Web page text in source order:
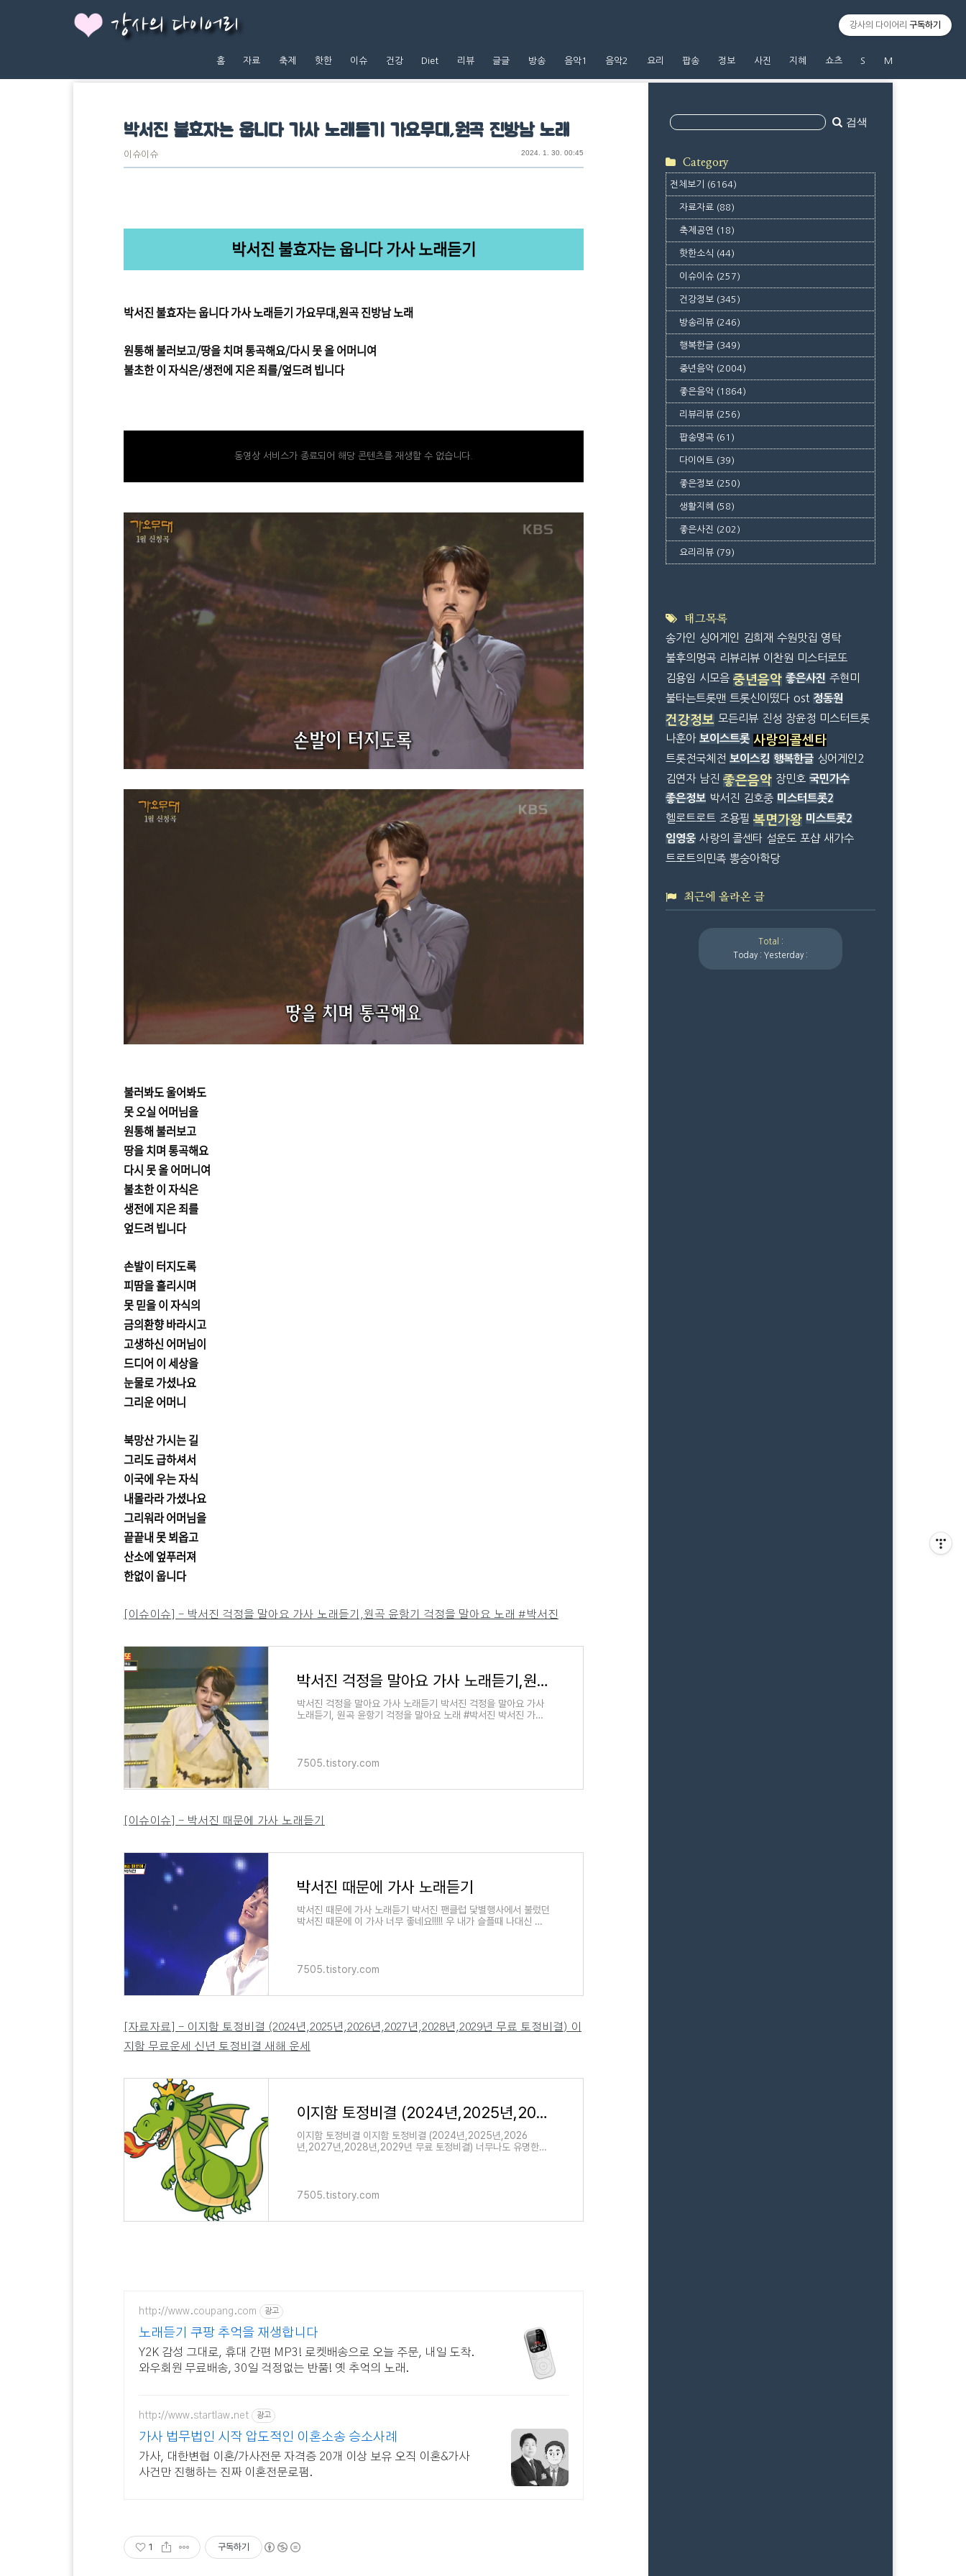
강사의 다이어리
홈 자료 축제 핫한 이슈 건강 Diet 리뷰 글글 방송 음악1 음악2 요리 팝송 정보 사진 지혜 쇼츠 S M
박서진 불효자는 웁니다 가사 노래듣기 가요무대,원곡 진방남 노래
이슈이슈 2024. 1. 30. 00:45
박서진 불효자는 웁니다 가사 노래듣기
박서진 불효자는 웁니다 가사 노래듣기 가요무대,원곡 진방남 노래
원통해 불러보고/땅을 치며 통곡해요/다시 못 올 어머니여
불초한 이 자식은/생전에 지은 죄를/엎드려 빕니다
동영상 서비스가 종료되어 해당 콘텐츠를 재생할 수 없습니다.
불러봐도 울어봐도
못 오실 어머님을
원통해 불러보고
땅을 치며 통곡해요
다시 못 올 어머니여
불초한 이 자식은
생전에 지은 죄를
엎드려 빕니다
손발이 터지도록
피땀을 흘리시며
못 믿을 이 자식의
금의환향 바라시고
고생하신 어머님이
드디어 이 세상을
눈물로 가셨나요
그리운 어머니
북망산 가시는 길
그리도 급하셔서
이국에 우는 자식
내몰라라 가셨나요
그리워라 어머님을
끝끝내 못 뵈옵고
산소에 엎푸러져
한없이 웁니다
[이슈이슈] - 박서진 걱정을 말아요 가사 노래듣기,원곡 윤항기 걱정을 말아요 노래 #박서진
박서진 걱정을 말아요 가사 노래듣기,원곡 윤항기 걱정을 말아요 노래 #박서진
박서진 걱정을 말아요 가사 노래듣기 박서진 걱정을 말아요 가사
노래듣기, 원곡 윤항기 걱정을 말아요 노래 #박서진 박서진 가수
7505.tistory.com
[이슈이슈] - 박서진 때문에 가사 노래듣기
박서진 때문에 가사 노래듣기
박서진 때문에 가사 노래듣기 박서진 팬클럽 닻별행사에서 불렀던
박서진 때문에 이 가사 너무 좋네요!!!!! 우 내가 슬플때 나대신 울
7505.tistory.com
[자료자료] - 이지함 토정비결 (2024년,2025년,2026년,2027년,2028년,2029년 무료 토정비결) 이
지함 무료운세 신년 토정비결 새해 운세
이지함 토정비결 (2024년,2025년,2026년,2027년,2028년,2029년 무료 토정비결) 이지함 무료운세 신년 토
이지함 토정비결 이지함 토정비결 (2024년,2025년,2026
년,2027년,2028년,2029년 무료 토정비결) 너무나도 유명한
7505.tistory.com
http://www.coupang.com 광고
노래듣기 쿠팡 추억을 재생합니다
Y2K 감성 그대로, 휴대 간편 MP3! 로켓배송으로 오늘 주문, 내일 도착.
와우회원 무료배송, 30일 걱정없는 반품! 옛 추억의 노래.
http://www.startlaw.net 광고
가사 법무법인 시작 압도적인 이혼소송 승소사례
가사, 대한변협 이혼/가사전문 자격증 20개 이상 보유 오직 이혼&가사
사건만 진행하는 진짜 이혼전문로펌.
1 구독하기
검색
Category
전체보기 (6164)
자료자료 (88)
축제공연 (18)
핫한소식 (44)
이슈이슈 (257)
건강정보 (345)
방송리뷰 (246)
행복한글 (349)
중년음악 (2004)
좋은음악 (1864)
리뷰리뷰 (256)
팝송명곡 (61)
다이어트 (39)
좋은정보 (250)
생활지혜 (58)
좋은사진 (202)
요리리뷰 (79)
태그목록
송가인 싱어게인 김희재 수원맛집 영탁
불후의명곡 리뷰리뷰 이찬원 미스터로또
김용임 시모음 중년음악 좋은사진 주현미
불타는트롯맨 트롯신이떴다 ost 정동원
건강정보 모든리뷰 진성 장윤정 미스터트롯
나훈아 보이스트롯 사랑의콜센타
트롯전국체전 보이스킹 행복한글 싱어게인2
김연자 남진 좋은음악 장민호 국민가수
좋은정보 박서진 김호중 미스터트롯2
헬로트로트 조용필 복면가왕 미스트롯2
임영웅 사랑의 콜센타 설운도 포샵 새가수
트로트의민족 뽕숭아학당
최근에 올라온 글
Total :
Today : Yesterday :
강사의 다이어리 구독하기